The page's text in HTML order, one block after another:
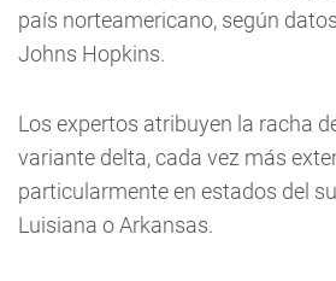
país norteamericano, según
Johns Hopkins.
Los expertos atribuyen la racha
variante delta, cada vez más
particularmente en estados del
Luisiana o Arkansas.